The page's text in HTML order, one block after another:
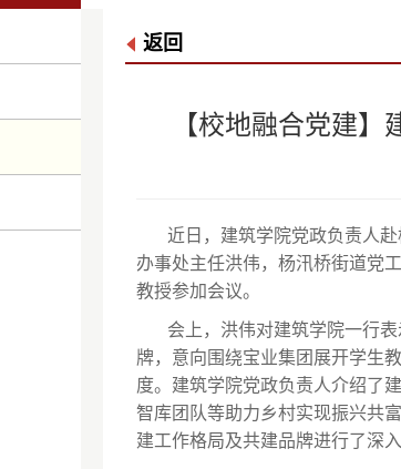
返回
【校地融合党建
近日，建筑学院党政负责人
办事处主任洪伟，杨汛桥街道党
教授参加会议。
会上，洪伟对建筑学院一行
牌，意向围绕宝业集团展开学生
度。建筑学院党政负责人介绍了
智库团队等助力乡村实现振兴共
建工作格局及共建品牌进行了深入